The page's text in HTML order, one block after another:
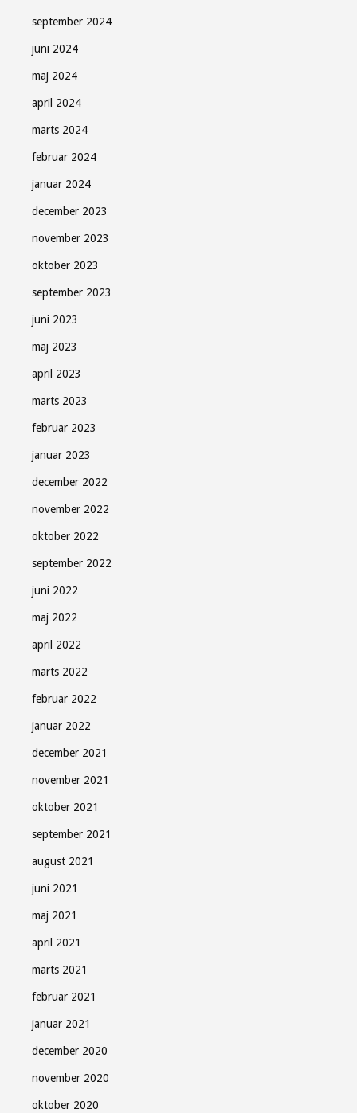
september 2024
juni 2024
maj 2024
april 2024
marts 2024
februar 2024
januar 2024
december 2023
november 2023
oktober 2023
september 2023
juni 2023
maj 2023
april 2023
marts 2023
februar 2023
januar 2023
december 2022
november 2022
oktober 2022
september 2022
juni 2022
maj 2022
april 2022
marts 2022
februar 2022
januar 2022
december 2021
november 2021
oktober 2021
september 2021
august 2021
juni 2021
maj 2021
april 2021
marts 2021
februar 2021
januar 2021
december 2020
november 2020
oktober 2020